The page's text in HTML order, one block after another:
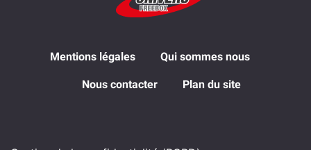
Mentions légales Qui sommes nous
Nous contacter Plan du site